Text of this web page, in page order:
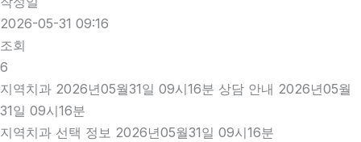
2026-05-31 09:16
조회
6
지역치과 2026년05월31일 09시16분 상담 안내 2026년05월
31일 09시16분
지역치과 선택 정보 2026년05월31일 09시16분